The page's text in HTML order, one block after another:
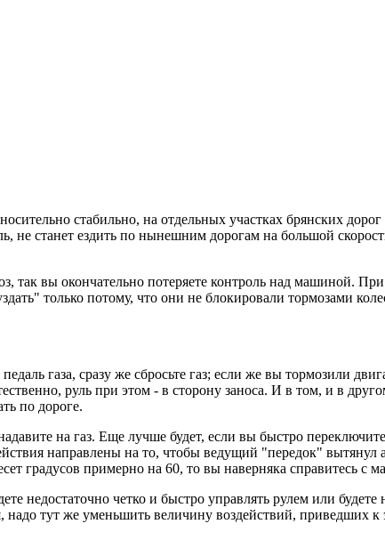
стабильно, на отдельных участках брянских дорог
не станет ездить по нынешним дорогам на большой
так вы окончательно потеряете контроль над машиной.
только потому, что они не блокировали тормозами
газа, сразу же сбросьте газ; если же вы тормозили
руль при этом - в сторону заноса. И в том, и в
по дороге.
на газ. Еще лучше будет, если вы быстро
направлены на то, чтобы ведущий "передок"
градусов примерно на 60, то вы наверняка справитесь с
недостаточно четко и быстро управлять рулем или
тут же уменьшить величину воздействий, приведших